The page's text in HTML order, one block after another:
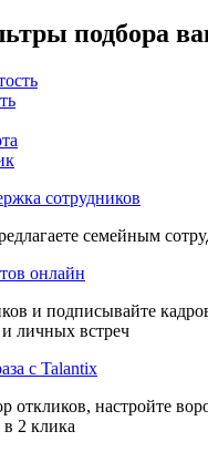
подбора
сотрудников
семейным
онлайн
и подписывайте
личных встреч
с Talantix
откликов, настройте
2 клика